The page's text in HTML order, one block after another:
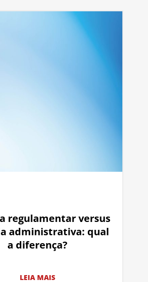
regulamentar versus
administrativa: qual
a diferença?
LEIA MAIS